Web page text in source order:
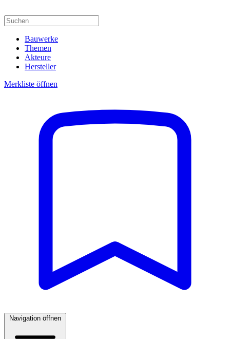
Bauwerke
Themen
Akteure
Hersteller
Merkliste öffnen
Navigation öffnen